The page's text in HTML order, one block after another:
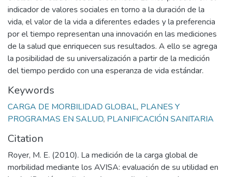
indicador de valores sociales en torno a la duración de la
vida, el valor de la vida a diferentes edades y la preferencia
por el tiempo representan una innovación en las mediciones
de la salud que enriquecen sus resultados. A ello se agrega
la posibilidad de su universalización a partir de la medición
del tiempo perdido con una esperanza de vida estándar.
Keywords
CARGA DE MORBILIDAD GLOBAL, PLANES Y
PROGRAMAS EN SALUD, PLANIFICACIÓN SANITARIA
Citation
Royer, M. E. (2010). La medición de la carga global de
morbilidad mediante los AVISA: evaluación de su utilidad en